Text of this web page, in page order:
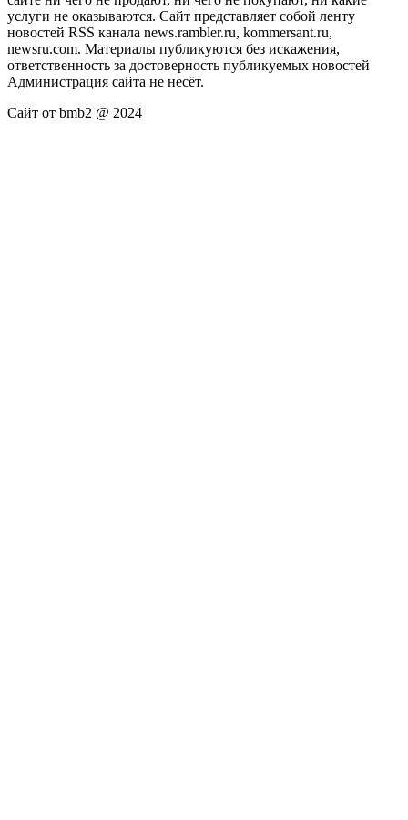
услуги не оказываются. Сайт представляет собой ленту
новостей RSS канала news.rambler.ru, kommersant.ru,
newsru.com. Материалы публикуются без искажения,
ответственность за достоверность публикуемых новостей
Администрация сайта не несёт.
Сайт от bmb2 @ 2024